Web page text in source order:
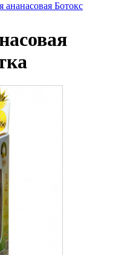
Ботокс